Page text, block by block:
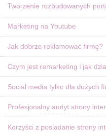
Tworzenie rozbudowanych
Marketing na Youtube
Jak dobrze reklamować firmę?
Czym jest remarketing i jak
Social media tylko dla dużych
Profesjonalny audyt strony
Korzyści z posiadanie strony